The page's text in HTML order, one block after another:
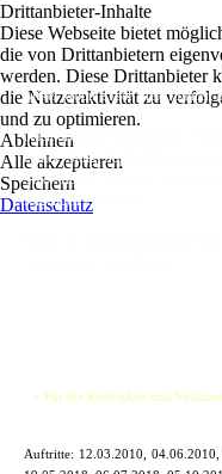
Mikel Moon ist seit vielen Jahren
Nach diversen Aktivitäten als
Astley, Sting, Sophie Ellis-Bextor,
Solo-Album "The One", in 2016
folgenden 2. Albums.
+ Für die Richtigkeit und
Auftritte: 12.03.2010,
Drittanbieter-Inhalte
Diese Webseite bietet
die von Drittanbietern
werden. Diese Drittanbieter
die Nutzeraktivität zu
und zu optimieren.
Ablehnen
Alle akzeptieren
Speichern
Datenschutz